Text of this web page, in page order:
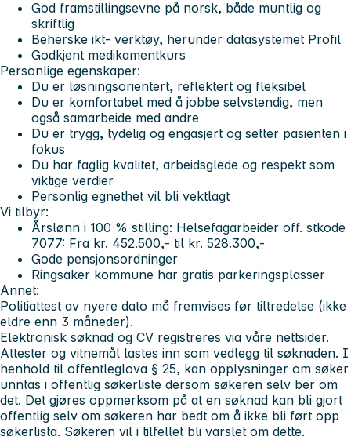
God framstillingsevne på norsk, både muntlig og
skriftlig
Beherske ikt- verktøy, herunder datasystemet Profil
Godkjent medikamentkurs
Personlige egenskaper:
Du er løsningsorientert, reflektert og fleksibel
Du er komfortabel med å jobbe selvstendig, men
også samarbeide med andre
Du er trygg, tydelig og engasjert og setter pasienten i
fokus
Du har faglig kvalitet, arbeidsglede og respekt som
viktige verdier
Personlig egnethet vil bli vektlagt
Vi tilbyr:
Årslønn i 100 % stilling: Helsefagarbeider off. stkode
7077: Fra kr. 452.500,- til kr. 528.300,-
Gode pensjonsordninger
Ringsaker kommune har gratis parkeringsplasser
Annet:
Politiattest av nyere dato må fremvises før tiltredelse (ikke
eldre enn 3 måneder).
Elektronisk søknad og CV registreres via våre nettsider.
Attester og vitnemål lastes inn som vedlegg til søknaden. I
henhold til offentleglova § 25, kan opplysninger om søker
unntas i offentlig søkerliste dersom søkeren selv ber om
det. Det gjøres oppmerksom på at en søknad kan bli gjort
offentlig selv om søkeren har bedt om å ikke bli ført opp
søkerlista. Søkeren vil i tilfellet bli varslet om dette.